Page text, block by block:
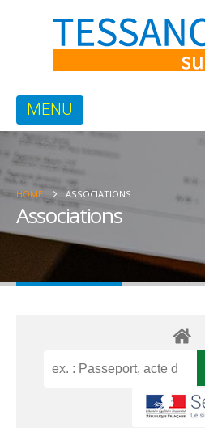
HOME ASSOCIATIONS
Associations